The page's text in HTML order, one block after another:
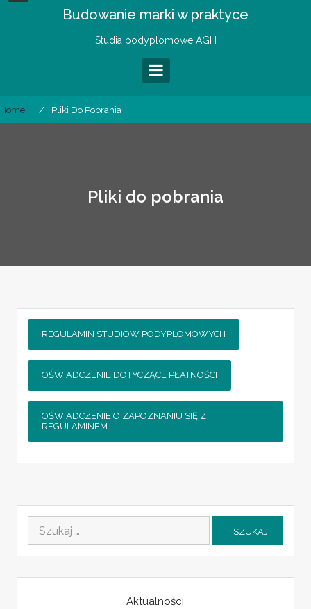
Budowanie marki w praktyce
Studia podyplomowe AGH
Home Pliki Do Pobrania
Pliki do pobrania
REGULAMIN STUDIÓW PODYPLOMOWYCH
OŚWIADCZENIE DOTYCZĄCE PŁATNOŚCI
OŚWIADCZENIE O ZAPOZNANIU SIĘ Z
REGULAMINEM
Aktualności